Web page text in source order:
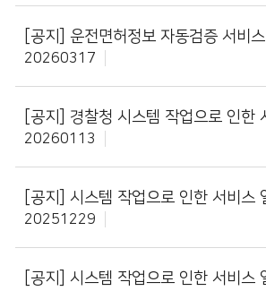
[공지] 운전면허정보 자동검증 서비
20260317
[공지] 경찰청 시스템 작업으로 인한
20260113
[공지] 시스템 작업으로 인한 서비스
20251229
[공지] 시스템 작업으로 인한 서비스